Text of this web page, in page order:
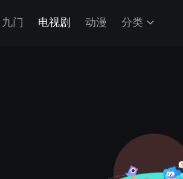
九门 电视剧 动漫 分类